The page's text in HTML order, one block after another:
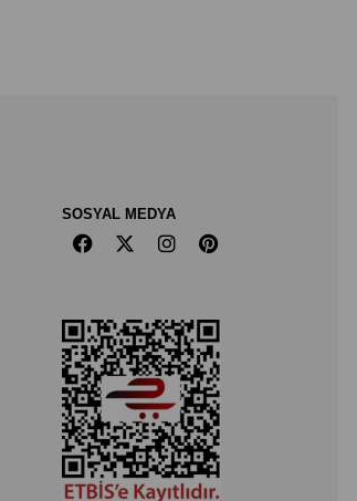
SOSYAL MEDYA